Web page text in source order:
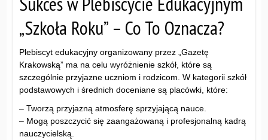
„Szkoła Roku” – Co To Oznacza?
Plebiscyt edukacyjny organizowany przez „Gazetę
Krakowską” ma na celu wyróżnienie szkół, które są
szczególnie przyjazne uczniom i rodzicom. W kategorii szkół
podstawowych i średnich doceniane są placówki, które:
– Tworzą przyjazną atmosferę sprzyjającą nauce.
– Mogą poszczycić się zaangażowaną i profesjonalną kadrą
nauczycielską.